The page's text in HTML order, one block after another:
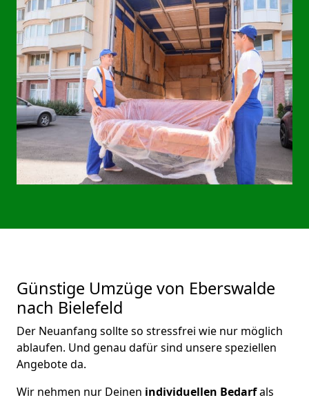
Günstige Umzüge von Eberswalde
nach Bielefeld
Der Neuanfang sollte so stressfrei wie nur möglich
ablaufen. Und genau dafür sind unsere speziellen
Angebote da.
Wir nehmen nur Deinen individuellen Bedarfals